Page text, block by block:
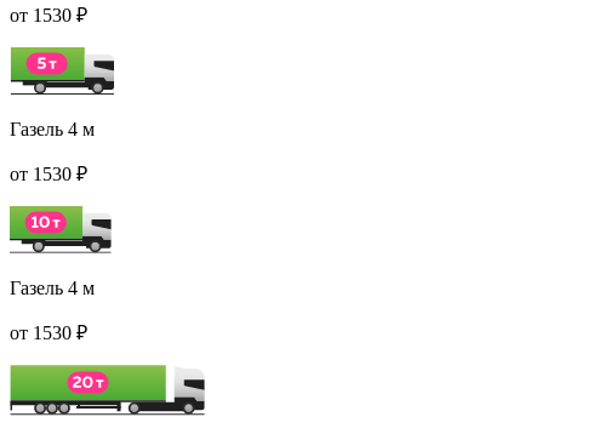
от 1530 ₽
Газель 4 м
от 1530 ₽
Газель 4 м
от 1530 ₽